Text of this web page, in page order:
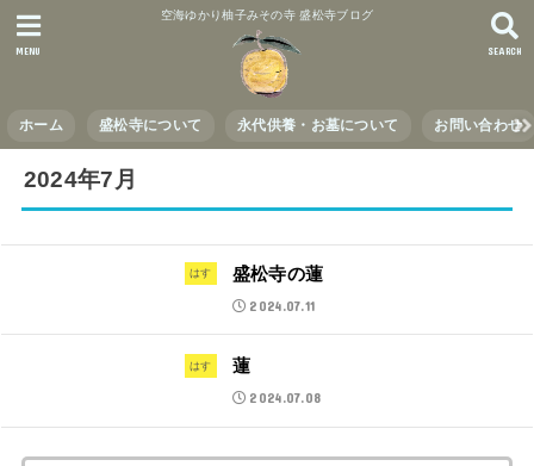
空海ゆかり柚子みその寺 盛松寺ブログ
SEARCH
MENU
ホーム 盛松寺について 永代供養・お墓について お問い合わせ
2024年7月
はす 盛松寺の蓮
2024.07.11
はす 蓮
2024.07.08